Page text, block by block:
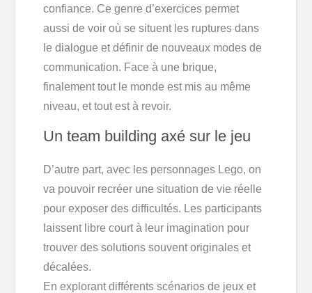
confiance. Ce genre d’exercices permet
aussi de voir où se situent les ruptures dans
le dialogue et définir de nouveaux modes de
communication. Face à une brique,
finalement tout le monde est mis au même
niveau, et tout est à revoir.
Un team building axé sur le jeu
D’autre part, avec les personnages Lego, on
va pouvoir recréer une situation de vie réelle
pour exposer des difficultés. Les participants
laissent libre court à leur imagination pour
trouver des solutions souvent originales et
décalées.
En explorant différents scénarios de jeux et